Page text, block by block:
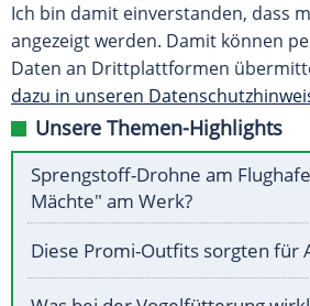
Ich bin damit einverstanden, dass
angezeigt werden. Damit können
Daten an Drittplattformen
dazu in unseren
Unsere Themen-Highlights
Sprengstoff-Drohne am
Mächte" am Werk?
Diese Promi-Outfits sorgten für